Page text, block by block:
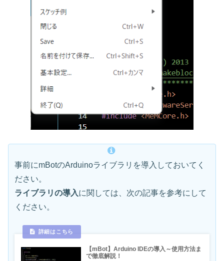
事前にmBotのArduinoライブラリを導入しておいてく
ださい。
ライブラリの導入に関しては、次の記事を参考にして
ください。
【mBot】Arduino IDEの導入～使用方法ま
で徹底解説！